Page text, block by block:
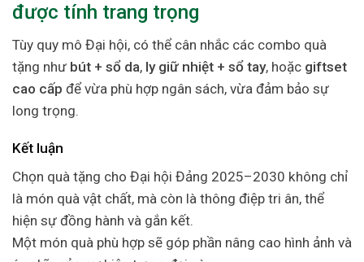
được tính trang trọng
Tùy quy mô Đại hội, có thể cân nhắc các combo quà
tặng như bút + sổ da, ly giữ nhiệt + sổ tay, hoặc giftset
cao cấp để vừa phù hợp ngân sách, vừa đảm bảo sự
long trọng.
Kết luận
Chọn quà tặng cho Đại hội Đảng 2025–2030 không chỉ
là món quà vật chất, mà còn là thông điệp tri ân, thể
hiện sự đồng hành và gắn kết.
Một món quà phù hợp sẽ góp phần nâng cao hình ảnh và